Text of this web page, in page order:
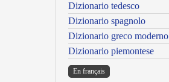
Dizionario tedesco
Dizionario spagnolo
Dizionario greco moderno
Dizionario piemontese
En français